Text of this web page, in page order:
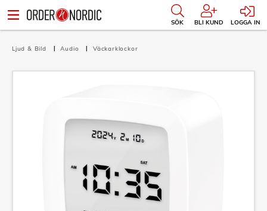
SÖK BLI KUND LOGGA IN
Ljud & Bild Audio Väckarklockor